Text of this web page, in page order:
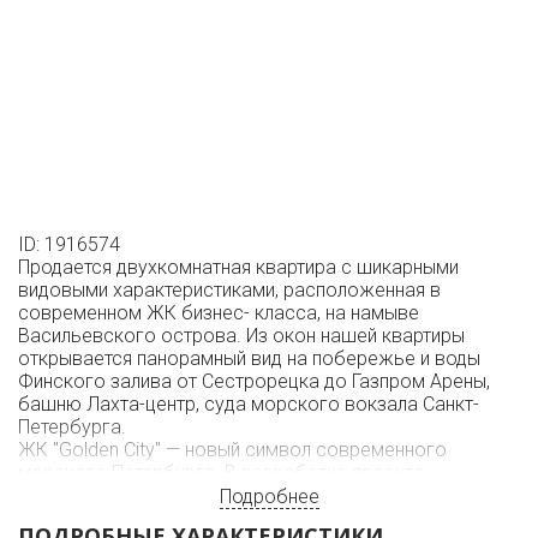
ID: 1916574
Продается двухкомнатная квартира с шикарными
видовыми характеристиками, расположенная в
современном ЖК бизнес- класса, на намыве
Васильевского острова. Из окон нашей квартиры
открывается панорамный вид на побережье и воды
Финского залива от Сестрорецка до Газпром Арены,
башню Лахта-центр, суда морского вокзала Санкт-
Петербурга.
ЖК "Golden City" — новый символ современного
морского Петербурга. В разработке проекта
участвовали ведущие архитектурные и проектные
Подробнее